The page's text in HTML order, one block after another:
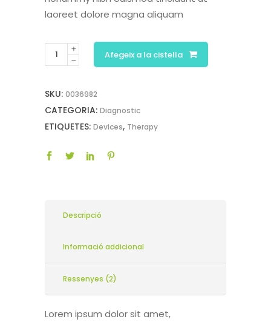
laoreet dolore magna aliquam
Afegeix a la cistella
SKU: 0036982
CATEGORIA: Diagnostic
ETIQUETES: Devices, Therapy
Descripció
Informació addicional
Ressenyes (2)
Lorem ipsum dolor sit amet,